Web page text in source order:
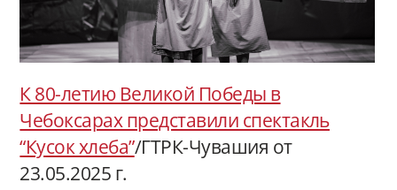
К 80-летию Великой Победы в
Чебоксарах представили спектакль
“Кусок хлеба”/ГТРК-Чувашия от
23.05.2025 г.